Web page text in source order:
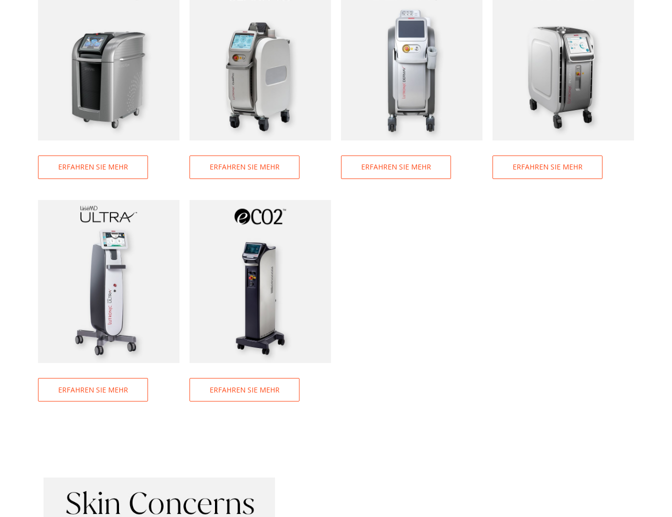
ERFAHREN SIE MEHR ERFAHREN SIE MEHR ERFAHREN SIE MEHR ERFAHREN SIE MEHR
ERFAHREN SIE MEHR ERFAHREN SIE MEHR